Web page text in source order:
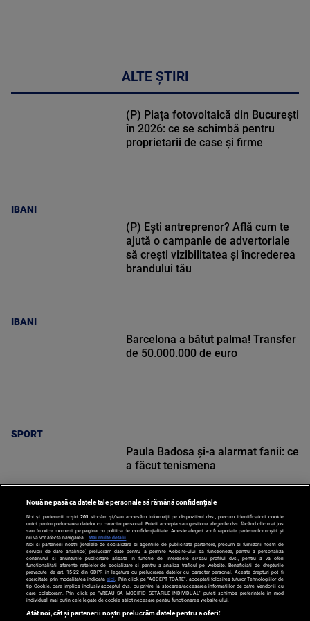
ALTE ȘTIRI
IBANI
(P) Piața fotovoltaică din București
în 2026: ce se schimbă pentru
proprietarii de case și firme
IBANI
(P) Ești antreprenor? Află cum te
ajută o campanie de advertoriale
să crești vizibilitatea și încrederea
brandului tău
SPORT
Barcelona a bătut palma! Transfer
de 50.000.000 de euro
SPORT
Paula Badosa și-a alarmat fanii: ce
a făcut tenismena
Nouă ne pasă ca datele tale personale să rămână confidențiale
Noi și partenerii noștri 201 stocăm și/sau accesăm informații pe dispozitivul dvs., precum identificatorii cookie
unici pentru prelucrarea datelor cu caracter personal. Puteți accepta sau gestiona alegerile dvs. făcând clic mai jos
sau în orice moment, pe pagina cu politica de confidențialitate. Aceste alegeri vor fi raportate partenerilor noștri și
nu vă vor afecta navigarea.
Mai multe detalii
Noi si partenerii nostri (retelele de socializare si agentiile de publicitate partenere, precum si furnizorii nostri de
servicii de date analitice) prelucram date pentru a permite website-ului sa functioneze, pentru a personaliza
continutul si anunturile publicitare afisate in functie de interesele si/sau profilul dvs., pentru a va oferi
functionalitati aferente retelelor de socializare si pentru a analiza traficul pe website. Beneficiati de drepturile
prevazute de art. 15-22 din GDPR in legatura cu prelucrarea datelor cu caracter personal. Aceste drepturi pot fi
exercitate prin modalitatea indicataaici . Prin click pe “ACCEPT TOATE”, acceptati folosirea tuturor Tehnologiilor de
tip Cookie, care implica inclusiv acceptul dvs. cu privire la stocarea/accesarea informatiilor de catre Vendor-ii cu
care colaboram. Prin click pe “VREAU SA MODIFIC SETARILE INDIVIDUAL” puteti schimba preferintele in mod
individual, mai putin cele legate de cookie strict necesare pentru functionarea website-ului.
Atât noi, cât și partenerii noștri prelucrăm datele pentru a oferi: